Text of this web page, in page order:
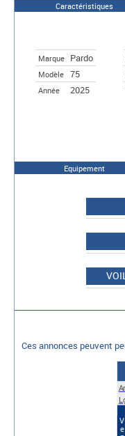
Caractéristiques
Marque Pardo
Modèle 75
Année 2025
Equipement
Ces annonces peuvent